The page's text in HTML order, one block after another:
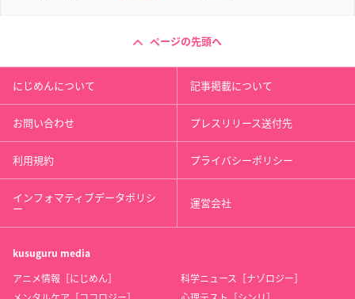
ページの先頭へ
にじめんについて 記事掲載について
お問い合わせ プレスリリース送付先
利用規約 プライバシーポリシー
インフォマティブデータポリシ
ー 運営会社
kusuguru media
アニメ情報［にじめん］
科学ニュース［ナゾロジー］